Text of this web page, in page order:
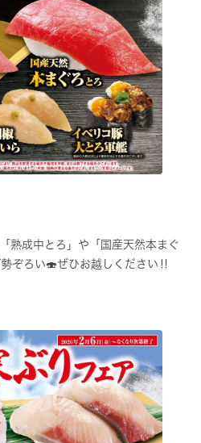
熟成中とろ」や「国産天然本まぐ
ぞろい🍣ぜひお越しください‼